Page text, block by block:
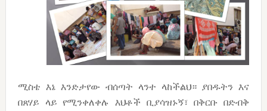
ሚስቴ እኔ እንድታየው ብሰጣት ላንተ ላከችልህ። ያበዱትን እና
በጸሃይ ላይ የሚንቀለቀሉ እህቶች ቢያሳዝኑኝ፣ በቅርቡ በድብቅ